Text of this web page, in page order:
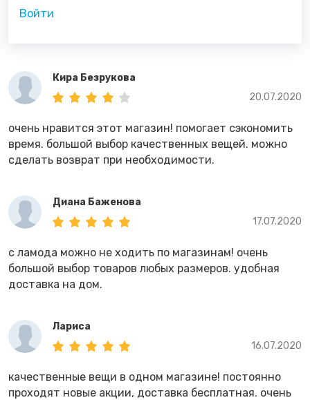
Войти
Кира Безрукова
20.07.2020
очень нравится этот магазин! помогает сэкономить
время. большой выбор качественных вещей. можно
сделать возврат при необходимости.
Диана Баженова
17.07.2020
с ламода можно не ходить по магазинам! очень
большой выбор товаров любых размеров. удобная
доставка на дом.
Лариса
16.07.2020
качественные вещи в одном магазине! постоянно
проходят новые акции, доставка бесплатная. очень